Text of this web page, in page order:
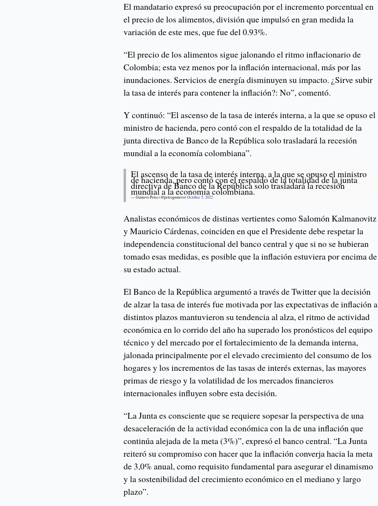
El mandatario expresó su preocupación por el incremento porcentual en
el precio de los alimentos, división que impulsó en gran medida la
variación de este mes, que fue del 0.93%.
“El precio de los alimentos sigue jalonando el ritmo inflacionario de
Colombia; esta vez menos por la inflación internacional, más por las
inundaciones. Servicios de energía disminuyen su impacto. ¿Sirve subir
la tasa de interés para contener la inflación?: No”, comentó.
Y continuó: “El ascenso de la tasa de interés interna, a la que se opuso el
ministro de hacienda, pero contó con el respaldo de la totalidad de la
junta directiva de Banco de la República solo trasladará la recesión
mundial a la economía colombiana”.
El ascenso de la tasa de interés interna, a la que se opuso el ministro
de hacienda, pero contó con el respaldo de la totalidad de la junta
directiva de Banco de la República solo trasladará la recesión
mundial a la economía colombiana.
— Gustavo Petro (@petrogustavo)October 5, 2022
Analistas económicos de distinas vertientes como Salomón Kalmanovitz
y Mauricio Cárdenas, coinciden en que el Presidente debe respetar la
independencia constitucional del banco central y que si no se hubieran
tomado esas medidas, es posible que la inflación estuviera por encima de
su estado actual.
El Banco de la República argumentó a través de Twitter que la decisión
de alzar la tasa de interés fue motivada por las expectativas de inflación a
distintos plazos mantuvieron su tendencia al alza, el ritmo de actividad
económica en lo corrido del año ha superado los pronósticos del equipo
técnico y del mercado por el fortalecimiento de la demanda interna,
jalonada principalmente por el elevado crecimiento del consumo de los
hogares y los incrementos de las tasas de interés externas, las mayores
primas de riesgo y la volatilidad de los mercados financieros
internacionales influyen sobre esta decisión.
“La Junta es consciente que se requiere sopesar la perspectiva de una
desaceleración de la actividad económica con la de una inflación que
continúa alejada de la meta (3%)”, expresó el banco central. “La Junta
reiteró su compromiso con hacer que la inflación converja hacia la meta
de 3,0% anual, como requisito fundamental para asegurar el dinamismo
y la sostenibilidad del crecimiento económico en el mediano y largo
plazo”.